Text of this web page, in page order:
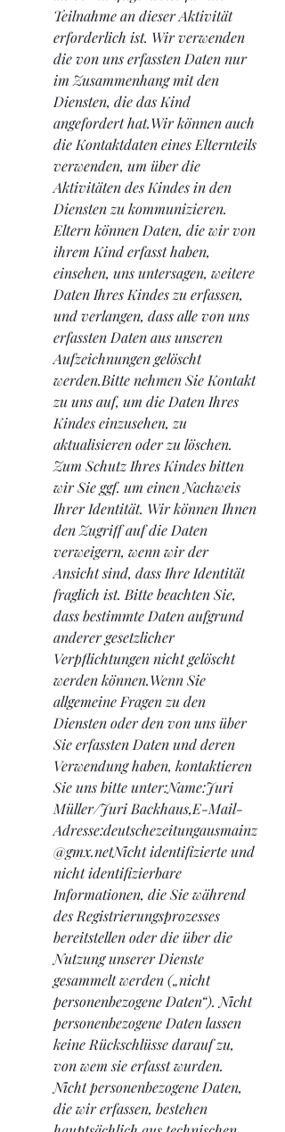
Teilnahme an dieser Aktivität
erforderlich ist. Wir verwenden
die von uns erfassten Daten nur
im Zusammenhang mit den
Diensten, die das Kind
angefordert hat.Wir können auch
die Kontaktdaten eines Elternteils
verwenden, um über die
Aktivitäten des Kindes in den
Diensten zu kommunizieren.
Eltern können Daten, die wir von
ihrem Kind erfasst haben,
einsehen, uns untersagen, weitere
Daten Ihres Kindes zu erfassen,
und verlangen, dass alle von uns
erfassten Daten aus unseren
Aufzeichnungen gelöscht
werden.Bitte nehmen Sie Kontakt
zu uns auf, um die Daten Ihres
Kindes einzusehen, zu
aktualisieren oder zu löschen.
Zum Schutz Ihres Kindes bitten
wir Sie ggf. um einen Nachweis
Ihrer Identität. Wir können Ihnen
den Zugriff auf die Daten
verweigern, wenn wir der
Ansicht sind, dass Ihre Identität
fraglich ist. Bitte beachten Sie,
dass bestimmte Daten aufgrund
anderer gesetzlicher
Verpflichtungen nicht gelöscht
werden können.Wenn Sie
allgemeine Fragen zu den
Diensten oder den von uns über
Sie erfassten Daten und deren
Verwendung haben, kontaktieren
Sie uns bitte unter:Name:Juri
Müller/Juri Backhaus,E-Mail-
Adresse:deutschezeitungausmainz
@gmx.netNicht identifizierte und
nicht identifizierbare
Informationen, die Sie während
des Registrierungsprozesses
bereitstellen oder die über die
Nutzung unserer Dienste
gesammelt werden („nicht
personenbezogene Daten“). Nicht
personenbezogene Daten lassen
keine Rückschlüsse darauf zu,
von wem sie erfasst wurden.
Nicht personenbezogene Daten,
die wir erfassen, bestehen